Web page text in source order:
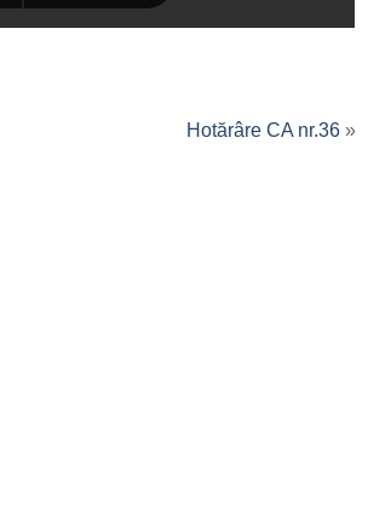
Hotărâre CA nr.36»